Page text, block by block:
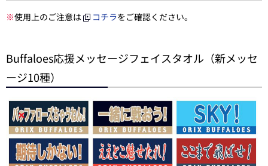
※使用上のご注意は コチラをご確認ください。
Buffaloes応援メッセージフェイスタオル（新メッセ
ージ10種）